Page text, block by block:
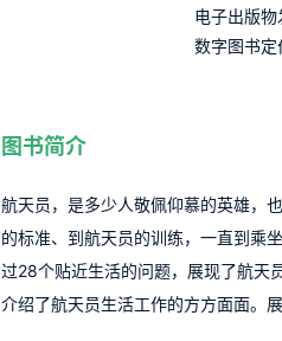
电子出版物
数字图书定
图书简介
航天员，是多少人敬佩仰慕的英雄，
的标准、到航天员的训练，一直到乘
过28个贴近生活的问题，展现了航天
介绍了航天员生活工作的方方面面。